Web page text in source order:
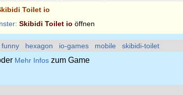
Toilet io
Skibidi Toilet io öffnen
funny hexagon io-games mobile skibidi-toilet
Mehr Infos zum Game